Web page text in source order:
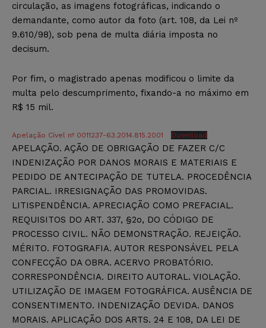
circulação, as imagens fotográficas, indicando o
demandante, como autor da foto (art. 108, da Lei nº
9.610/98), sob pena de multa diária imposta no
decisum.
Por fim, o magistrado apenas modificou o limite da
multa pelo descumprimento, fixando-a no máximo em
R$ 15 mil.
Apelação Cível nº 0011237-63.2014.815.2001 Download
APELAÇÃO. AÇÃO DE OBRIGAÇÃO DE FAZER C/C
INDENIZAÇÃO POR DANOS MORAIS E MATERIAIS E
PEDIDO DE ANTECIPAÇÃO DE TUTELA. PROCEDÊNCIA
PARCIAL. IRRESIGNAÇÃO DAS PROMOVIDAS.
LITISPENDÊNCIA. APRECIAÇÃO COMO PREFACIAL.
REQUISITOS DO ART. 337, §2o, DO CÓDIGO DE
PROCESSO CIVIL. NÃO DEMONSTRAÇÃO. REJEIÇÃO.
MÉRITO. FOTOGRAFIA. AUTOR RESPONSÁVEL PELA
CONFECÇÃO DA OBRA. ACERVO PROBATÓRIO.
CORRESPONDÊNCIA. DIREITO AUTORAL. VIOLAÇÃO.
UTILIZAÇÃO DE IMAGEM FOTOGRÁFICA. AUSÊNCIA DE
CONSENTIMENTO. INDENIZAÇÃO DEVIDA. DANOS
MORAIS. APLICAÇÃO DOS ARTS. 24 E 108, DA LEI DE